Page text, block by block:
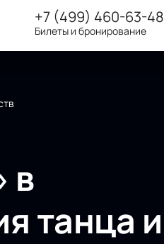
+7 (499) 460-63-48
Билеты и бронирование
в
танца и